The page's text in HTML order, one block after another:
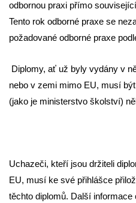
odbornou praxi přímo
Tento rok odborné praxe se
požadované odborné praxe
Diplomy, ať už byly vydány v
nebo v zemi mimo EU, musí
(jako je ministerstvo školství)
Uchazeči, kteří jsou držiteli
EU, musí ke své přihlášce
těchto diplomů. Další